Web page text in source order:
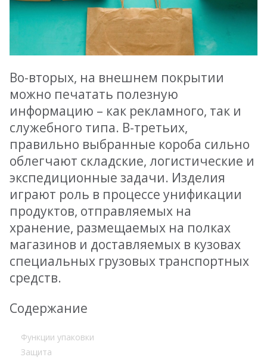
Во-вторых, на внешнем покрытии
можно печатать полезную
информацию – как рекламного, так и
служебного типа. В-третьих,
правильно выбранные короба сильно
облегчают складские, логистические и
экспедиционные задачи. Изделия
играют роль в процессе унификации
продуктов, отправляемых на
хранение, размещаемых на полках
магазинов и доставляемых в кузовах
специальных грузовых транспортных
средств.
Содержание
Функции упаковки
Защита